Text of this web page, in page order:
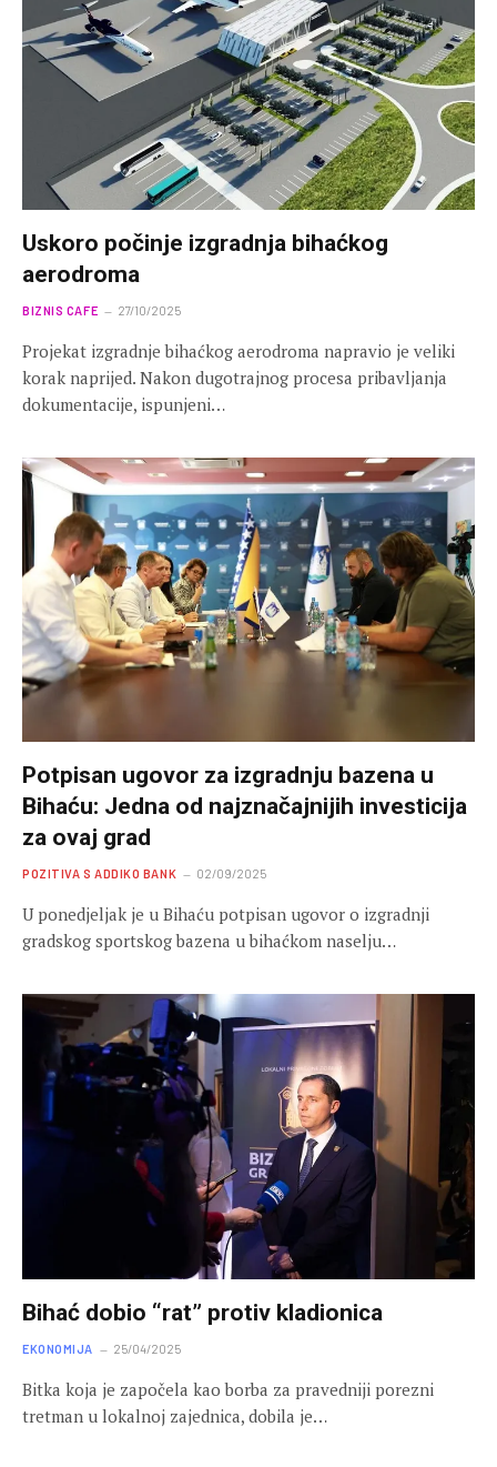
Uskoro počinje izgradnja bihaćkog
aerodroma
BIZNIS CAFE 27/10/2025
Projekat izgradnje bihaćkog aerodroma napravio je veliki
korak naprijed. Nakon dugotrajnog procesa pribavljanja
dokumentacije, ispunjeni…
Potpisan ugovor za izgradnju bazena u
Bihaću: Jedna od najznačajnijih investicija
za ovaj grad
POZITIVA S ADDIKO BANK 02/09/2025
U ponedjeljak je u Bihaću potpisan ugovor o izgradnji
gradskog sportskog bazena u bihaćkom naselju…
Bihać dobio “rat” protiv kladionica
EKONOMIJA 25/04/2025
Bitka koja je započela kao borba za pravedniji porezni
tretman u lokalnoj zajednica, dobila je…